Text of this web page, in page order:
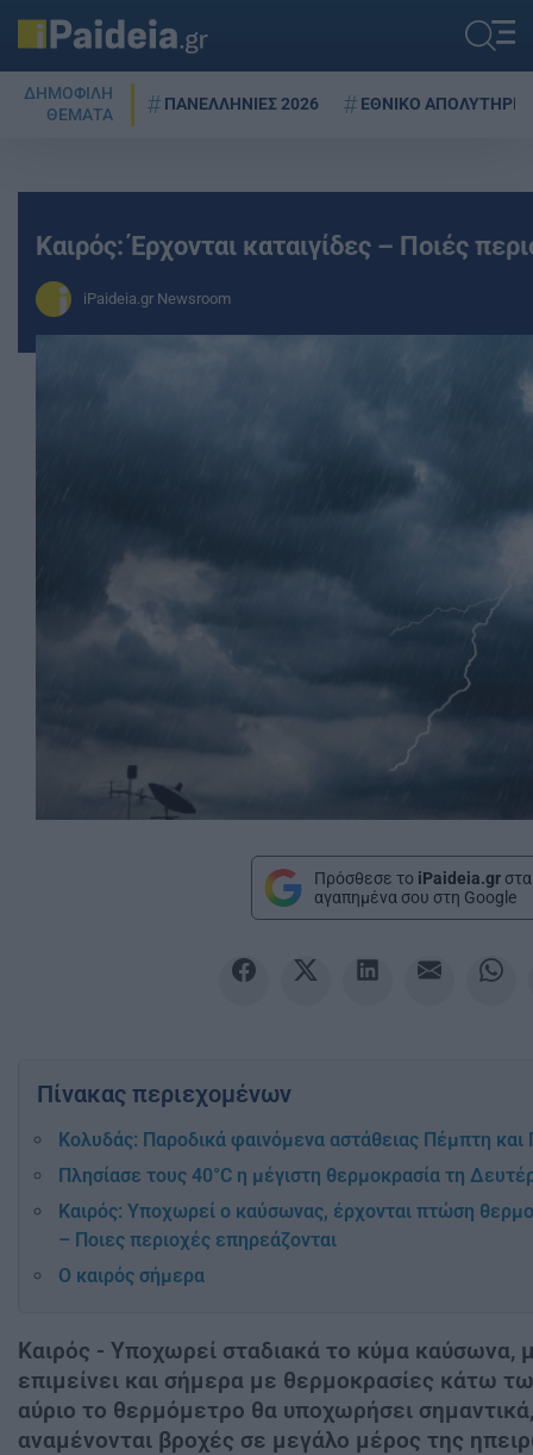
ΔΗΜΟΦΙΛΗ
ΘΕΜΑΤΑ
ΠΑΝΕΛΛΗΝΙΕΣ 2026 ΕΘΝΙΚΟ ΑΠΟΛΥΤΗΡΙΟ
Καιρός: Έρχονται καταιγίδες – Ποιές
iPaideia.gr Newsroom
Πρόσθεσε το iPaideia.gr στα
αγαπημένα σου στη Google
Πίνακας περιεχομένων
Κολυδάς: Παροδικά φαινόμενα αστάθειας Πέμπτη
Πλησίασε τους 40°C η μέγιστη θερμοκρασία τη
Καιρός: Υποχωρεί ο καύσωνας, έρχονται πτώση
– Ποιες περιοχές επηρεάζονται
Ο καιρός σήμερα
Καιρός - Υποχωρεί σταδιακά το κύμα καύσωνα,
επιμείνει και σήμερα με θερμοκρασίες κάτω
αύριο το θερμόμετρο θα υποχωρήσει
αναμένονται βροχές σε μεγάλο μέρος της